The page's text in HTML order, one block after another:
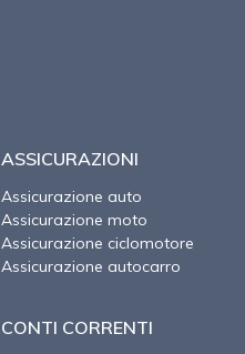
ASSICURAZIONI
Assicurazione auto
Assicurazione moto
Assicurazione ciclomotore
Assicurazione autocarro
CONTI CORRENTI